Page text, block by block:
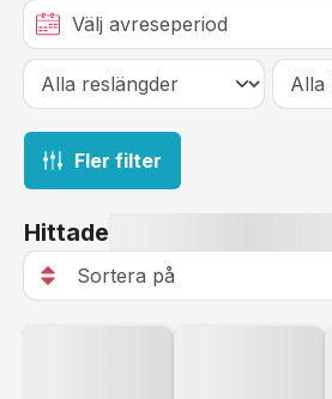
Fler filter
Hittade